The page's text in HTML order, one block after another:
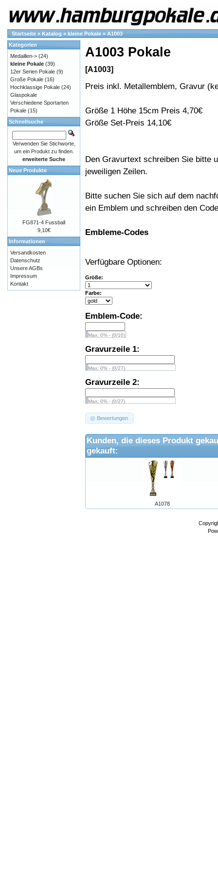
Startseite » Katalog » kleine Pokale » A1003
A1003 Pokale
[A1003]
Preis inkl. Metallemblem, Gravur
Größe 1 Höhe 15cm Preis 4,70€
Größe Set-Preis 14,10€
Den Gravurtext schreiben Sie bitte
jeweiligen Zeilen.
Bitte suchen Sie sich auf dem
ein Emblem und schreiben den
Embleme-Codes
Verfügbare Optionen:
Größe:
Farbe:
Emblem-Code:
Max: 0% - (0/10)
Gravurzeile 1:
Max: 0% - (0/27)
Gravurzeile 2:
Max: 0% - (0/27)
Bewertungen
Kunden, die dieses Produkt
gekauft:
A1078
Kategorien
Medaillen-> (24)
kleine Pokale (39)
12er Serien Pokale (9)
Große Pokale (16)
Hochklassige Pokale (24)
Glaspokale
Verschiedene Sportarten
Pokale (15)
Schnellsuche
Verwenden Sie Stichworte,
um ein Produkt zu finden.
erweiterte Suche
Neue Produkte
FG871-4 Fussball
9,10€
Informationen
Versandkosten
Datenschutz
Unsere AGBs
Impressum
Kontakt